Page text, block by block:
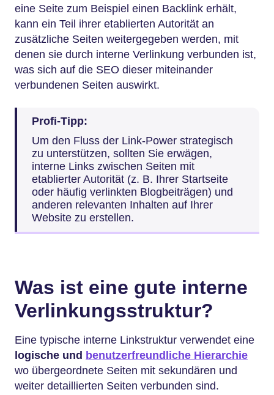
eine Seite zum Beispiel einen Backlink erhält,
kann ein Teil ihrer etablierten Autorität an
zusätzliche Seiten weitergegeben werden, mit
denen sie durch interne Verlinkung verbunden ist,
was sich auf die SEO dieser miteinander
verbundenen Seiten auswirkt.
Profi-Tipp:
Um den Fluss der Link-Power strategisch
zu unterstützen, sollten Sie erwägen,
interne Links zwischen Seiten mit
etablierter Autorität (z. B. Ihrer Startseite
oder häufig verlinkten Blogbeiträgen) und
anderen relevanten Inhalten auf Ihrer
Website zu erstellen.
Was ist eine gute interne
Verlinkungsstruktur?
Eine typische interne Linkstruktur verwendet eine
logische und benutzerfreundliche Hierarchie
wo übergeordnete Seiten mit sekundären und
weiter detaillierten Seiten verbunden sind.